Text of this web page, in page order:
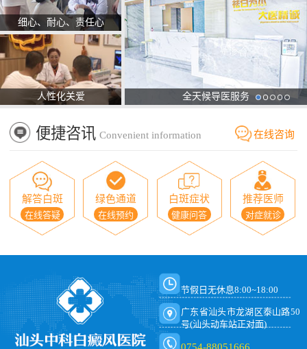
细心、耐心、责任心
人性化关爱 全天候导医服务
便捷咨讯 Convenient information 在线咨询
解答白斑
在线答疑
绿色通道
在线预约
白斑症状
健康问答
推荐医师
对症就诊
节假日无休息8:00~18:00
广东省汕头市龙湖区泰山路50
号(汕头动车站正对面)
0754-88051666